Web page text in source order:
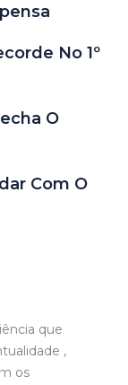
No 1º
O
Com O
que
,
os